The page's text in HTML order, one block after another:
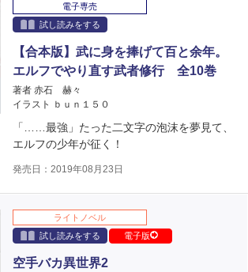
電子専売
試し読みをする
【合本版】武に身を捧げて百と余年。
エルフでやり直す武者修行 全10巻
著者 赤石 赫々
イラスト ｂｕｎ１５０
「……最強」たった二文字の泡沫を夢見て、
エルフの少年が征く！
発売日：2019年08月23日
ライトノベル
試し読みをする
電子版
空手バカ異世界2